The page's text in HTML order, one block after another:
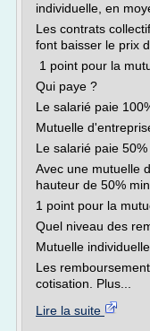
individuelle, en
Les contrats
font baisser le prix
1 point pour la
Qui paye ?
Le salarié paie
Mutuelle
Le salarié paie
Avec une mutuelle
hauteur de 50%
1 point pour la
Quel niveau des
Mutuelle individuelle
Les
cotisation. Plus...
Lire la suite